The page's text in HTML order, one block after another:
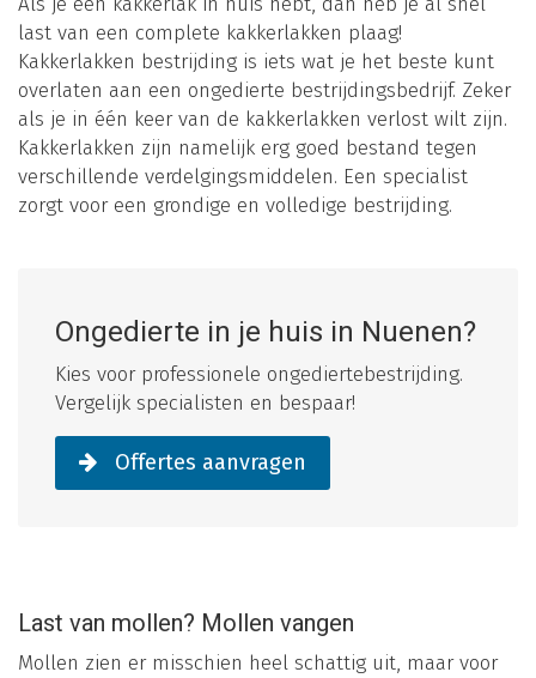
last van een complete kakkerlakken plaag!
Kakkerlakken bestrijding is iets wat je het beste kunt
overlaten aan een ongedierte bestrijdingsbedrijf. Zeker
als je in één keer van de kakkerlakken verlost wilt zijn.
Kakkerlakken zijn namelijk erg goed bestand tegen
verschillende verdelgingsmiddelen. Een specialist
zorgt voor een grondige en volledige bestrijding.
Ongedierte in je huis in Nuenen?
Kies voor professionele ongediertebestrijding.
Vergelijk specialisten en bespaar!
Offertes aanvragen
Last van mollen? Mollen vangen
Mollen zien er misschien heel schattig uit, maar voor